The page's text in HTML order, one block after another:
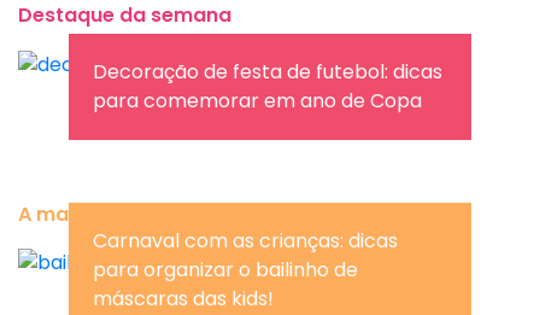
Destaque da semana
Decoração de festa de futebol: dicas
para comemorar em ano de Copa
A mais lida da semana
Carnaval com as crianças: dicas
para organizar o bailinho de
máscaras das kids!